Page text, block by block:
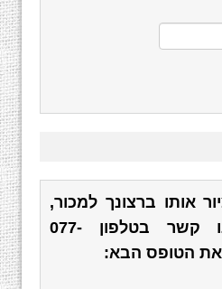
אותו ברצונך למכור,
קשר בטלפון 077-
הטופס הבא: